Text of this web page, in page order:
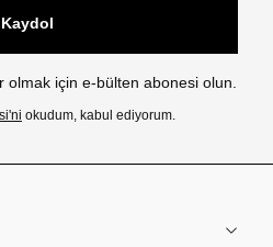
Kaydol
için e-bülten abonesi olun.
okudum, kabul ediyorum.